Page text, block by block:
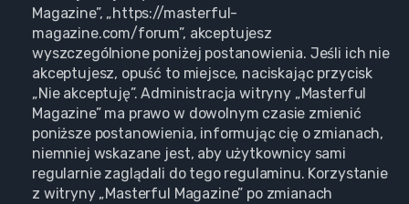
Magazine”, „https://masterful-
magazine.com/forum”, akceptujesz
wyszczególnione poniżej postanowienia. Jeśli ich nie
akceptujesz, opuść to miejsce, naciskając przycisk
„Nie akceptuję”. Administracja witryny „Masterful
Magazine” ma prawo w dowolnym czasie zmienić
poniższe postanowienia, informując cię o zmianach,
niemniej wskazane jest, aby użytkownicy sami
regularnie zaglądali do tego regulaminu. Korzystanie
z witryny „Masterful Magazine” po zmianach